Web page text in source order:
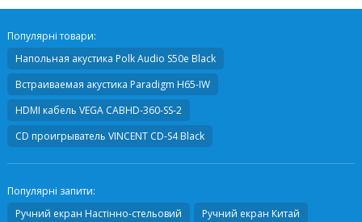
Популярні товари:
Напольная акустика Polk Audio S50e Black
Встраиваемая акустика Paradigm H65-IW
HDMI кабель VEGA CABHD-360-SS-2
CD проигрыватель VINCENT CD-S4 Black
Популярні запити:
Ручний екран Настінно-стельовий
Ручний екран Китай